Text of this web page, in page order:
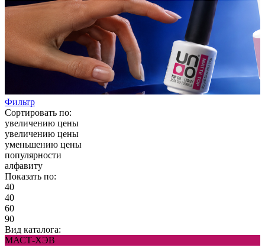
Фильтр
Сортировать по:
увеличению цены
увеличению цены
уменьшению цены
популярности
алфавиту
Показать по:
40
40
60
90
Вид каталога:
МАСТ-ХЭВ